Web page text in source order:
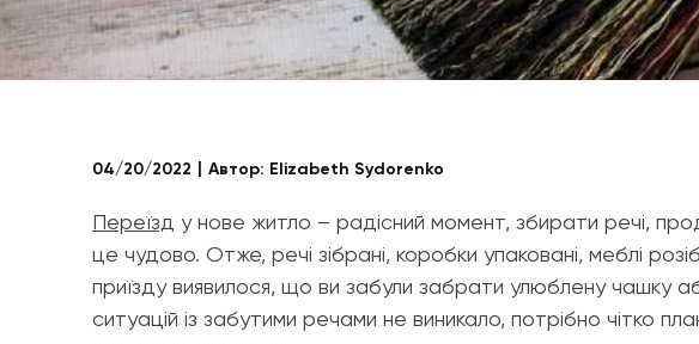
04/20/2022 Автор: Elizabeth Sydorenko
Переїзд у нове житло – радісний момент, збирати речі,
це чудово. Отже, речі зібрані, коробки упаковані, меблі
приїзду виявилося, що ви забули забрати улюблену чашку
ситуацій із забутими речами не виникало, потрібно чітко